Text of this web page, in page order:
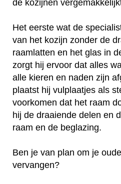
de kozijnen
Het eerste wat de
van het kozijn zonder de
raamlatten en het glas in
zorgt hij ervoor dat alles
alle kieren en naden zijn
plaatst hij vulplaatjes als
voorkomen dat het raam
hij de draaiende delen en
raam en de beglazing.
Ben je van plan om je
vervangen?